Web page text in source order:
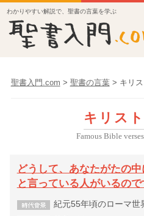
わかりやすい解説で、聖書の言葉を学ぶ
聖書入門.com > 聖書の言葉 > キリ
キリス
Famous Bible
どうして、あなたがたの中
と言っている人がいるの
紀元55年頃のローマ世